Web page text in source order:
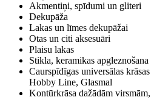
Akmentiņi, spīdumi un gliteri
Dekupāža
Lakas un līmes dekupāžai
Otas un citi aksesuāri
Plaisu lakas
Stikla, keramikas apgleznošana
Caurspīdīgas universālas
Hobby Line, Glasmal
Kontūrkrāsa dažādām